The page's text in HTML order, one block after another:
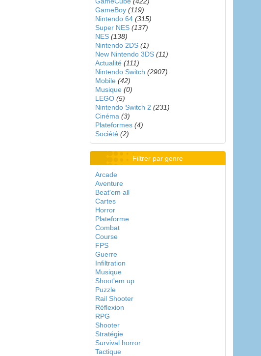
GameBoy (119)
Nintendo 64 (315)
Super NES (137)
NES (138)
Nintendo 2DS (1)
New Nintendo 3DS (11)
Actualité (111)
Nintendo Switch (2907)
Mobile (42)
Musique (0)
LEGO (5)
Nintendo Switch 2 (231)
Cinéma (3)
Plateformes (4)
Société (2)
Filtrer par genre
Arcade
Aventure
Beat'em all
Cartes
Horror
Plateforme
Combat
Course
FPS
Guerre
Infiltration
Musique
Shoot'em up
Puzzle
Rail Shooter
Réflexion
RPG
Shooter
Stratégie
Survival horror
Tactique